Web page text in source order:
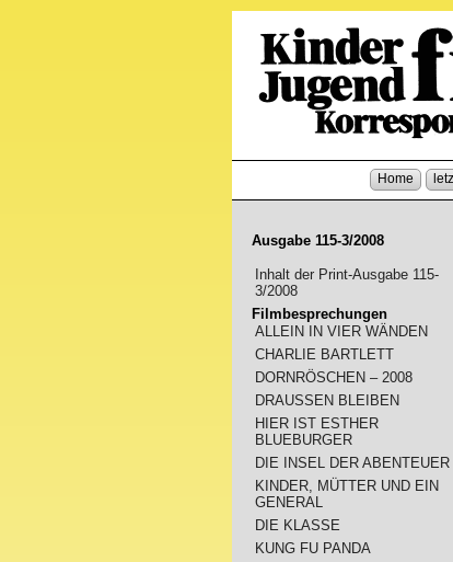
Home
Ausgabe 115-3/2008
Inhalt der Print-Ausgabe 115-
3/2008
Filmbesprechungen
ALLEIN IN VIER WÄNDEN
CHARLIE BARTLETT
DORNRÖSCHEN – 2008
DRAUSSEN BLEIBEN
HIER IST ESTHER
BLUEBURGER
DIE INSEL DER ABENTEUER
KINDER, MÜTTER UND EIN
GENERAL
DIE KLASSE
KUNG FU PANDA